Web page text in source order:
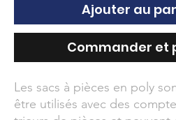
Ajouter au
Commander et
Les sacs à pièces en poly
être utilisés avec des